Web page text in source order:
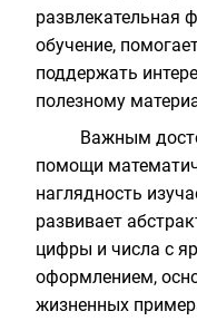
развлекательная
обучение,
поддержать
полезному
Важным
помощи
наглядность
развивает
цифры и числа с
оформлением,
жизненных